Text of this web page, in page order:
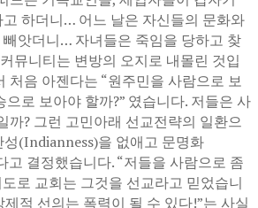
하더니… 어느 날은 자신들의 문화와
앗더니… 자녀들은 죽임을 당하고 찾
뮤니티는 변방의 오지로 내몰린 것입
처음 아젠다는 “원주민을 사람으로 보
로 보아야 할까?” 였습니다. 저들은 사
까? 그런 고민아래 선교전략의 일환으
(Indianness)을 없애고 문명화
결정했습니다. “저들을 사람으로 좀
로 교회는 그것을 선교라고 믿었습니
제적 선의는 폭력이 될 수 있다!”는 사실